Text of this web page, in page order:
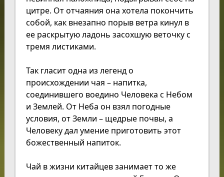
цитре. От отчаяния она хотела покончить
собой, как внезапно порыв ветра кинул в
ее раскрытую ладонь засохшую веточку с
тремя листиками.
Так гласит одна из легенд о
происхождении чая – напитка,
соединившего воедино Человека с Небом
и Землей. От Неба он взял погодные
условия, от Земли – щедрые почвы, а
Человеку дал умение приготовить этот
божественный напиток.
Чай в жизни китайцев занимает то же